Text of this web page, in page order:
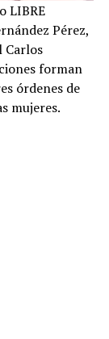
LIBRE
Pérez,
Carlos
forman
órdenes de
mujeres.